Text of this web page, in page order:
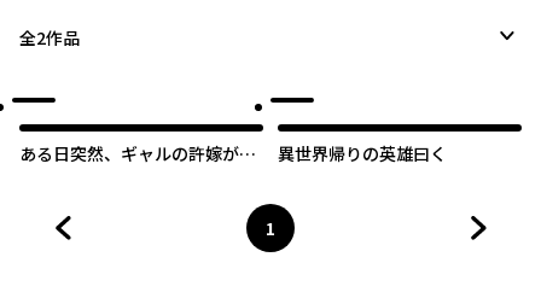
全2作品
ある日突然、ギャルの許嫁がで
異世界帰りの英雄曰く
ページ
1
へ